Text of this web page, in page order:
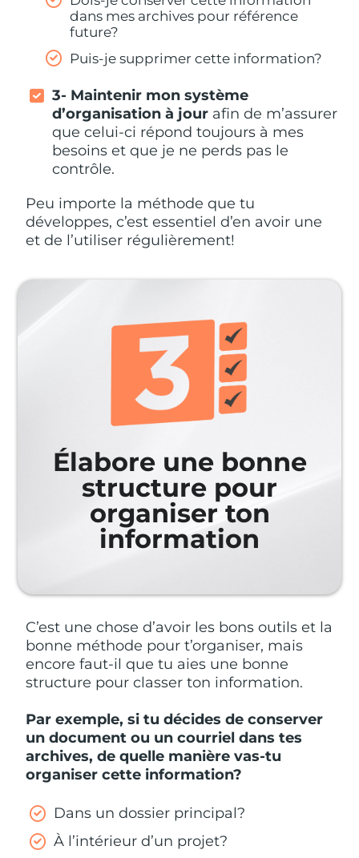
dans mes archives pour référence
future?
Puis-je supprimer cette information?
3- Maintenir mon système
d’organisation à jour afin de m’assurer
que celui-ci répond toujours à mes
besoins et que je ne perds pas le
contrôle.
Peu importe la méthode que tu
développes, c’est essentiel d’en avoir une
et de l’utiliser régulièrement!
Élabore une bonne
structure pour
organiser ton
information
C’est une chose d’avoir les bons outils et la
bonne méthode pour t’organiser, mais
encore faut-il que tu aies une bonne
structure pour classer ton information.
Par exemple, si tu décides de conserver
un document ou un courriel dans tes
archives, de quelle manière vas-tu
organiser cette information?
Dans un dossier principal?
À l’intérieur d’un projet?